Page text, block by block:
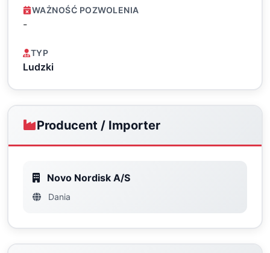
WAŻNOŚĆ POZWOLENIA
-
TYP
Ludzki
Producent / Importer
Novo Nordisk A/S
Dania